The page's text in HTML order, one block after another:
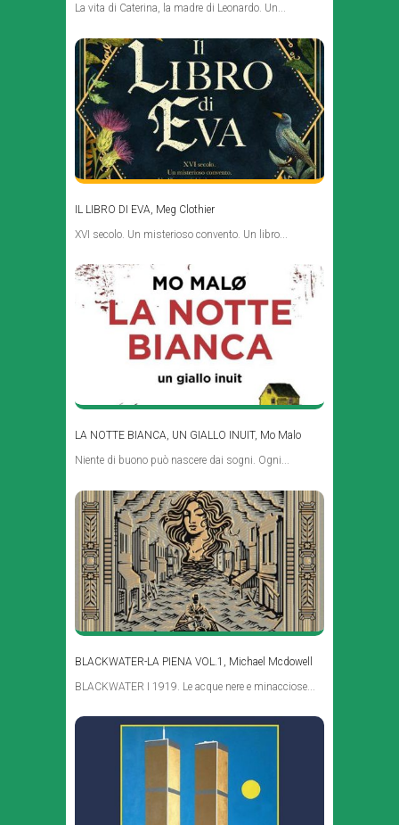
La vita di Caterina, la madre di Leonardo. Un...
IL LIBRO DI EVA, Meg Clothier
XVI secolo. Un misterioso convento. Un libro...
LA NOTTE BIANCA, UN GIALLO INUIT, Mo Malo
Niente di buono può nascere dai sogni. Ogni...
BLACKWATER-LA PIENA VOL.1, Michael Mcdowell
BLACKWATER I 1919. Le acque nere e minacciose...